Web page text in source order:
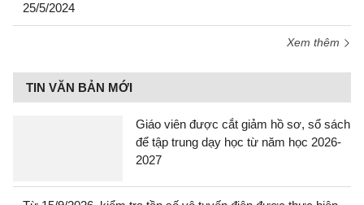
25/5/2024
Xem thêm
TIN VĂN BẢN MỚI
Giáo viên được cắt giảm hồ sơ, sổ sách
để tập trung dạy học từ năm học 2026-
2027